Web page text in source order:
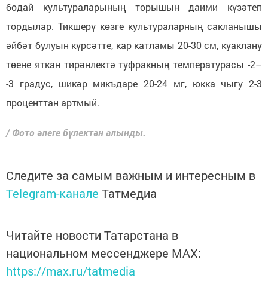
бодай культураларының торышын даими күзәтеп
тордылар. Тикшерү көзге культураларның сакланышы
әйбәт булуын күрсәтте, кар катламы 20-30 см, куаклану
төене яткан тирәнлектә туфракның температурасы -2–
-3 градус, шикәр микъдаре 20-24 мг, юкка чыгу 2-3
проценттан артмый.
/ Фото әлеге бүлектән алынды.
Следите за самым важным и интересным в
Telegram-канале Татмедиа
Читайте новости Татарстана в
национальном мессенджере MАХ:
https://max.ru/tatmedia